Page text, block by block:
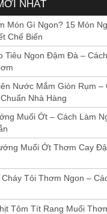
NHẤT
Món Gì Ngon? 15 Món
Chế Biến
Tiêu Ngon Đậm Đà –
Nước Mắm Giòn Rụm –
Nhà Hàng
Muối Ớt – Cách Làm
Muối Ớt Thơm Cay
Tỏi Thơm Ngon –
Tôm Tít Rang Muối